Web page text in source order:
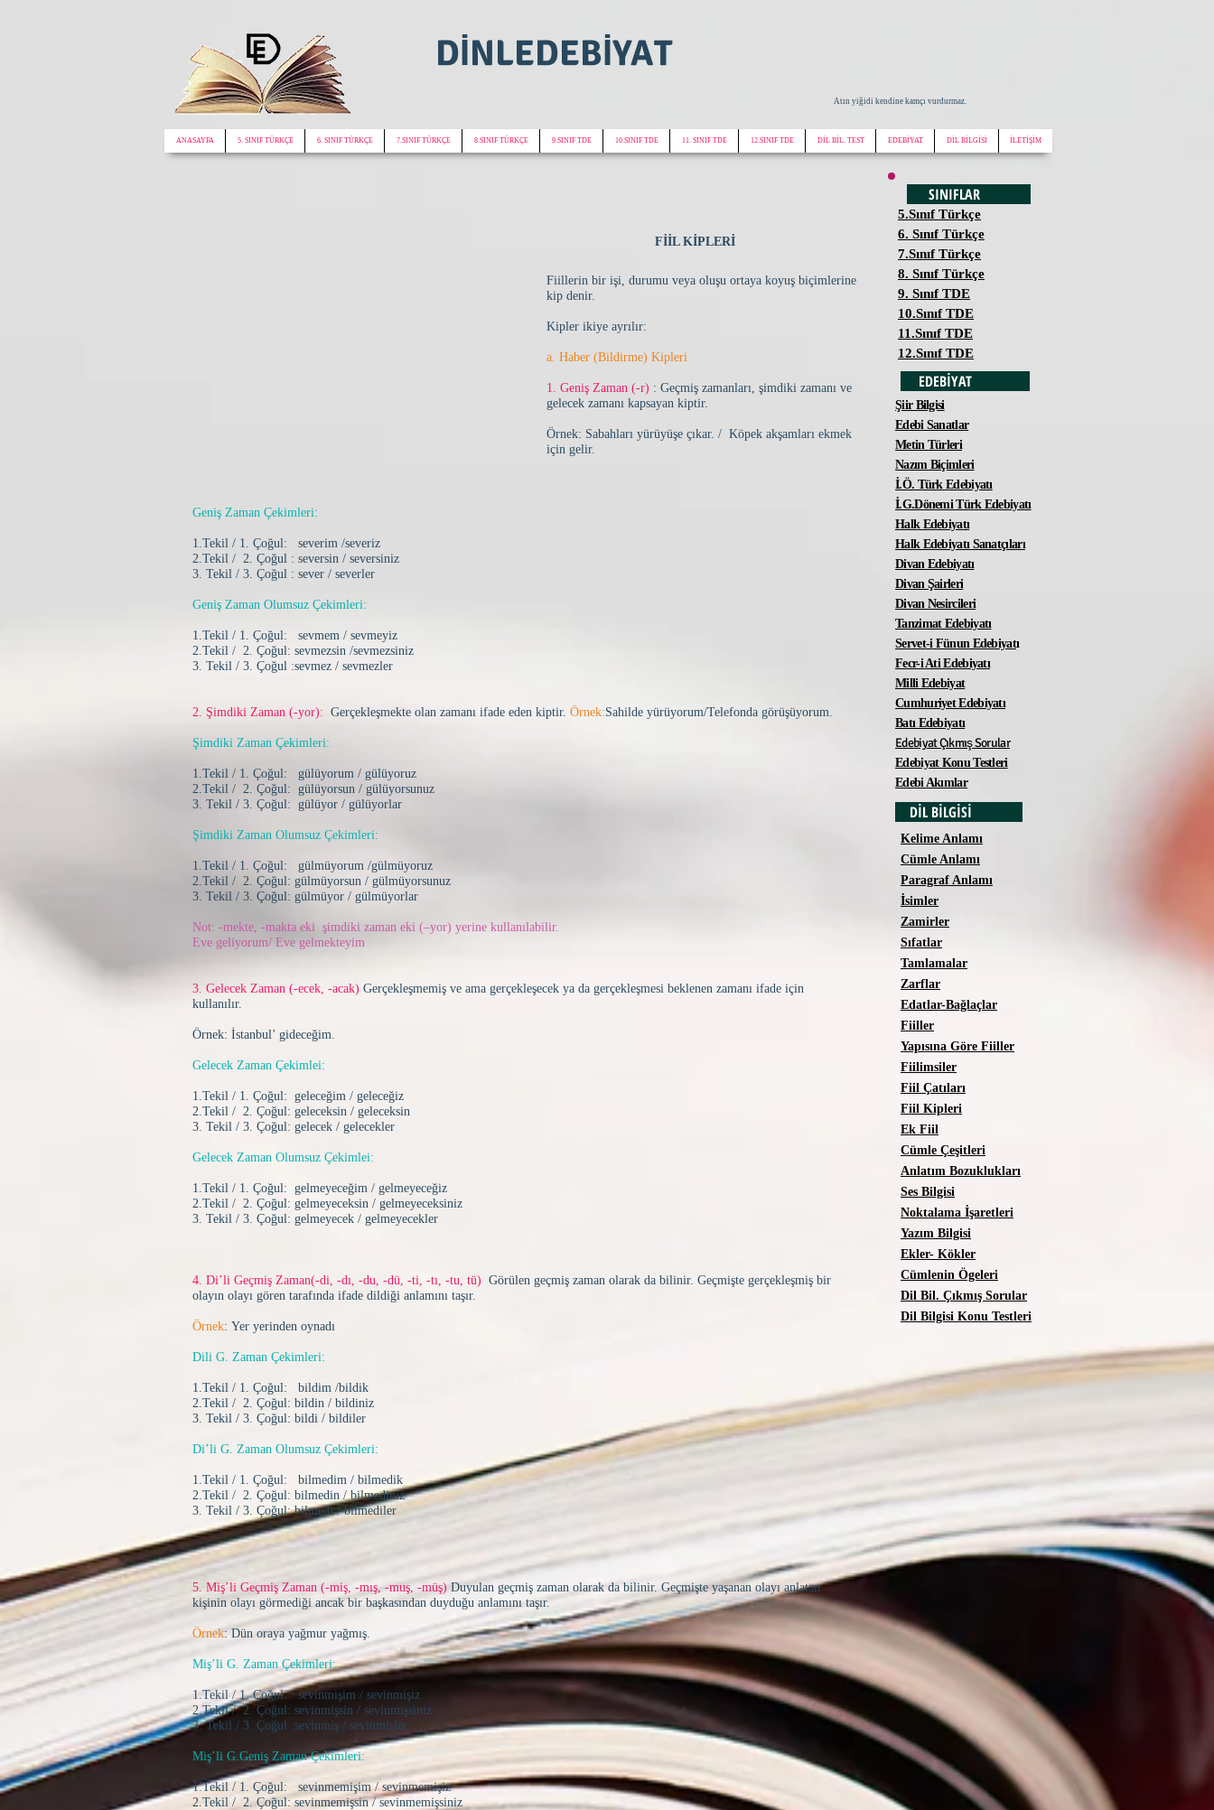
DİNLEDEBİYAT
Atın yiğidi kendine kamçı vurdurmaz.
ANASAYFA 5. SINIF TÜRKÇE 6. SINIF TÜRKÇE 7.SINIF TÜRKÇE 8.SINIF TÜRKÇE 9.SINIF TDE 10.SINIF TDE 11. SINIF TDE 12.SINIF TDE DİL BİL. TEST EDEBİYAT DİL BİLGİSİ İLETİŞİM
FİİL KİPLERİ
Fiillerin bir işi, durumu veya oluşu ortaya koyuş biçimlerine
kip denir.
Kipler ikiye ayrılır:
a. Haber (Bildirme) Kipleri
1. Geniş Zaman (-r) : Geçmiş zamanları, şimdiki zamanı ve
gelecek zamanı kapsayan kiptir.
Örnek: Sabahları yürüyüşe çıkar. / Köpek akşamları ekmek
için gelir.
Geniş Zaman Çekimleri:
1.Tekil / 1. Çoğul: severim /severiz
2.Tekil / 2. Çoğul : seversin / seversiniz
3. Tekil / 3. Çoğul : sever / severler
Geniş Zaman Olumsuz Çekimleri:
1.Tekil / 1. Çoğul: sevmem / sevmeyiz
2.Tekil / 2. Çoğul: sevmezsin /sevmezsiniz
3. Tekil / 3. Çoğul :sevmez / sevmezler
2. Şimdiki Zaman (-yor): Gerçekleşmekte olan zamanı ifade eden kiptir. Örnek:Sahilde yürüyorum/Telefonda görüşüyorum.
Şimdiki Zaman Çekimleri:
1.Tekil / 1. Çoğul: gülüyorum / gülüyoruz
2.Tekil / 2. Çoğul: gülüyorsun / gülüyorsunuz
3. Tekil / 3. Çoğul: gülüyor / gülüyorlar
Şimdiki Zaman Olumsuz Çekimleri:
1.Tekil / 1. Çoğul: gülmüyorum /gülmüyoruz
2.Tekil / 2. Çoğul: gülmüyorsun / gülmüyorsunuz
3. Tekil / 3. Çoğul: gülmüyor / gülmüyorlar
Not: -mekte, -makta eki şimdiki zaman eki (–yor) yerine kullanılabilir.
Eve geliyorum/ Eve gelmekteyim
3. Gelecek Zaman (-ecek, -acak) Gerçekleşmemiş ve ama gerçekleşecek ya da gerçekleşmesi beklenen zamanı ifade için
kullanılır.
Örnek: İstanbul’ gideceğim.
Gelecek Zaman Çekimlei:
1.Tekil / 1. Çoğul: geleceğim / geleceğiz
2.Tekil / 2. Çoğul: geleceksin / geleceksin
3. Tekil / 3. Çoğul: gelecek / gelecekler
Gelecek Zaman Olumsuz Çekimlei:
1.Tekil / 1. Çoğul: gelmeyeceğim / gelmeyeceğiz
2.Tekil / 2. Çoğul: gelmeyeceksin / gelmeyeceksiniz
3. Tekil / 3. Çoğul: gelmeyecek / gelmeyecekler
4. Di’li Geçmiş Zaman(-di, -dı, -du, -dü, -ti, -tı, -tu, tü) Görülen geçmiş zaman olarak da bilinir. Geçmişte gerçekleşmiş bir
olayın olayı gören tarafında ifade dildiği anlamını taşır.
Örnek: Yer yerinden oynadı
Dili G. Zaman Çekimleri:
1.Tekil / 1. Çoğul: bildim /bildik
2.Tekil / 2. Çoğul: bildin / bildiniz
3. Tekil / 3. Çoğul: bildi / bildiler
Di’li G. Zaman Olumsuz Çekimleri:
1.Tekil / 1. Çoğul: bilmedim / bilmedik
2.Tekil / 2. Çoğul: bilmedin / bilmediniz
3. Tekil / 3. Çoğul: bilmedi / bilmediler
5. Miş’li Geçmiş Zaman (-miş, -mış, -muş, -müş) Duyulan geçmiş zaman olarak da bilinir. Geçmişte yaşanan olayı anlatan
kişinin olayı görmediği ancak bir başkasından duyduğu anlamını taşır.
Örnek: Dün oraya yağmur yağmış.
Miş’li G. Zaman Çekimleri:
1.Tekil / 1. Çoğul: sevinmişim / sevinmişiz
2.Tekil / 2. Çoğul: sevinmişsin / sevinmişsiniz
3. Tekil / 3. Çoğul :sevinmiş / sevinmişler
Miş’li G.Geniş Zaman Çekimleri:
1.Tekil / 1. Çoğul: sevinmemişim / sevinmemişiz
2.Tekil / 2. Çoğul: sevinmemişsin / sevinmemişsiniz
SINIFLAR
5.Sınıf Türkçe
6. Sınıf Türkçe
7.Sınıf Türkçe
8. Sınıf Türkçe
9. Sınıf TDE
10.Sınıf TDE
11.Sınıf TDE
12.Sınıf TDE
EDEBİYAT
Şiir Bilgisi
Edebi Sanatlar
Metin Türleri
Nazım Biçimleri
İ.Ö. Türk Edebiyatı
İ.G.Dönemi Türk Edebiyatı
Halk Edebiyatı
Halk Edebiyatı Sanatçıları
Divan Edebiyatı
Divan Şairleri
Divan Nesircileri
Tanzimat Edebiyatı
Servet-i Fünun Edebiyatı
Fecr-i Ati Edebiyatı
Milli Edebiyat
Cumhuriyet Edebiyatı
Batı Edebiyatı
Edebiyat Çıkmış Sorular
Edebiyat Konu Testleri
Edebi Akımlar
DİL BİLGİSİ
Kelime Anlamı
Cümle Anlamı
Paragraf Anlamı
İsimler
Zamirler
Sıfatlar
Tamlamalar
Zarflar
Edatlar-Bağlaçlar
Fiiller
Yapısına Göre Fiiller
Fiilimsiler
Fiil Çatıları
Fiil Kipleri
Ek Fiil
Cümle Çeşitleri
Anlatım Bozuklukları
Ses Bilgisi
Noktalama İşaretleri
Yazım Bilgisi
Ekler- Kökler
Cümlenin Ögeleri
Dil Bil. Çıkmış Sorular
Dil Bilgisi Konu Testleri